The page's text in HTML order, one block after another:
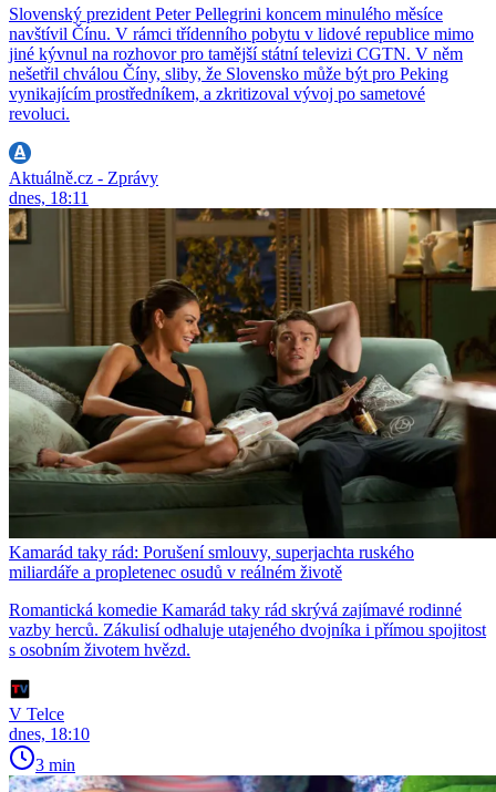
Slovenský prezident Peter Pellegrini koncem minulého měsíce
navštívil Čínu. V rámci třídenního pobytu v lidové republice mimo
jiné kývnul na rozhovor pro tamější státní televizi CGTN. V něm
nešetřil chválou Číny, sliby, že Slovensko může být pro Peking
vynikajícím prostředníkem, a zkritizoval vývoj po sametové
revoluci.
Aktuálně.cz - Zprávy
dnes, 18:11
Kamarád taky rád: Porušení smlouvy, superjachta ruského
miliardáře a propletenec osudů v reálném životě
Romantická komedie Kamarád taky rád skrývá zajímavé rodinné
vazby herců. Zákulisí odhaluje utajeného dvojníka i přímou spojitost
s osobním životem hvězd.
V Telce
dnes, 18:10
3 min